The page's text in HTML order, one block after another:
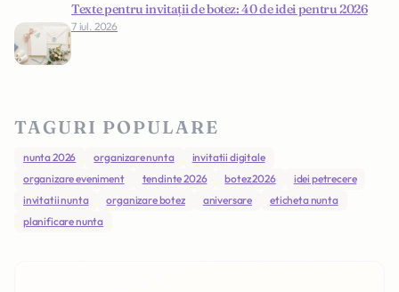
Texte pentru invitații de botez: 40 de idei pentru 2026
7 iul. 2026
TAGURI POPULARE
nunta 2026 organizare nunta
invitatii digitale
organizare eveniment
tendinte 2026 botez 2026
idei petrecere
invitatii nunta
organizare botez aniversare
eticheta nunta
planificare nunta